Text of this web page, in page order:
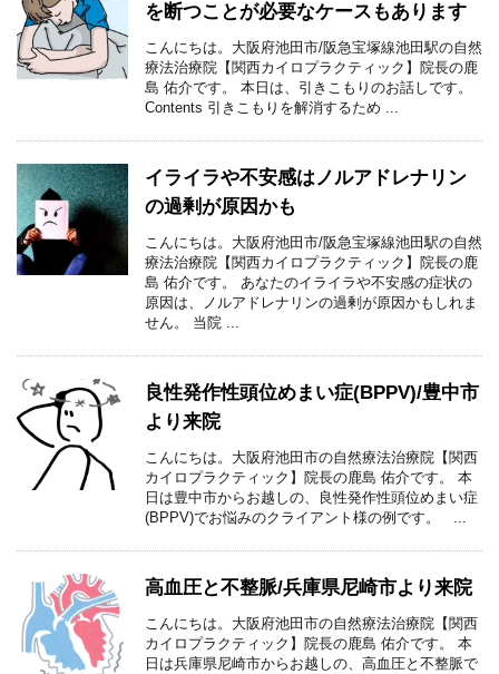
を断つことが必要なケースもあります
こんにちは。大阪府池田市/阪急宝塚線池田駅の自然
療法治療院【関西カイロプラクティック】院長の鹿
島 佑介です。 本日は、引きこもりのお話しです。
Contents 引きこもりを解消するため ...
イライラや不安感はノルアドレナリン
の過剰が原因かも
こんにちは。大阪府池田市/阪急宝塚線池田駅の自然
療法治療院【関西カイロプラクティック】院長の鹿
島 佑介です。 あなたのイライラや不安感の症状の
原因は、ノルアドレナリンの過剰が原因かもしれま
せん。 当院 ...
良性発作性頭位めまい症(BPPV)/豊中市
より来院
こんにちは。大阪府池田市の自然療法治療院【関西
カイロプラクティック】院長の鹿島 佑介です。 本
日は豊中市からお越しの、良性発作性頭位めまい症
(BPPV)でお悩みのクライアント様の例です。 ...
高血圧と不整脈/兵庫県尼崎市より来院
こんにちは。大阪府池田市の自然療法治療院【関西
カイロプラクティック】院長の鹿島 佑介です。 本
日は兵庫県尼崎市からお越しの、高血圧と不整脈で